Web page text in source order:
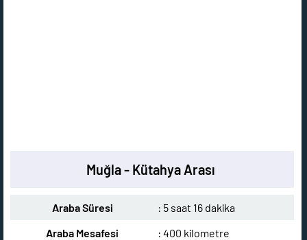
Muğla - Kütahya Arası
Araba Süresi
: 5 saat 16 dakika
Araba Mesafesi
: 400 kilometre